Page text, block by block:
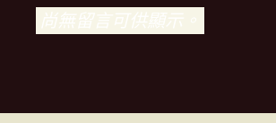
尚無留言可供顯示。